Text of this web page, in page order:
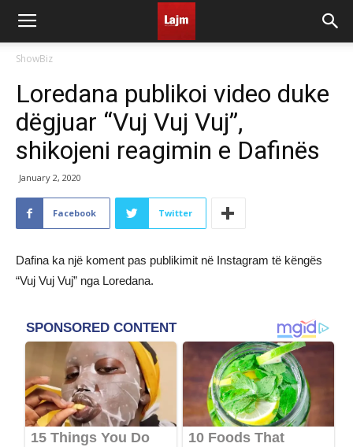
ShowBiz
Loredana publikoi video duke
dëgjuar “Vuj Vuj Vuj”,
shikojeni reagimin e Dafinës
January 2, 2020
Facebook Twitter
Dafina ka një koment pas publikimit në Instagram të këngës
“Vuj Vuj Vuj” nga Loredana.